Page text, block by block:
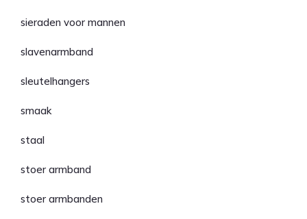
sieraden voor mannen
slavenarmband
sleutelhangers
smaak
staal
stoer armband
stoer armbanden